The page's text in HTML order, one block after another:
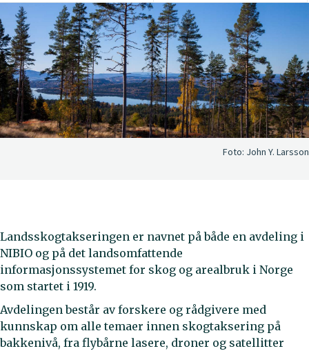
Foto: John Y. Larsson
Landsskogtakseringen er navnet på både en avdeling i
NIBIO og på det landsomfattende
informasjonssystemet for skog og arealbruk i Norge
som startet i 1919.
Avdelingen består av forskere og rådgivere med
kunnskap om alle temaer innen skogtaksering på
bakkenivå, fra flybårne lasere, droner og satellitter